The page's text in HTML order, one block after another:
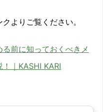
よりご覧ください。
前に知っておくべきメ
｜KASHI KARI